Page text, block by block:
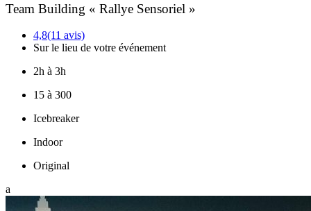
Team Building « Rallye Sensoriel »
4,8(11 avis)
Sur le lieu de votre événement
2h à 3h
15 à 300
Icebreaker
Indoor
Original
a